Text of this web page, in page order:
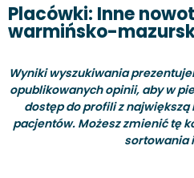
Placówki: Inne
warmińsko-
Wyniki wyszukiwania
opublikowanych opinii, aby w
dostęp do profili z
pacjentów. Możesz zmienić tę
sortowania